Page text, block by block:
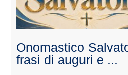
Onomastico
frasi di auguri e ...